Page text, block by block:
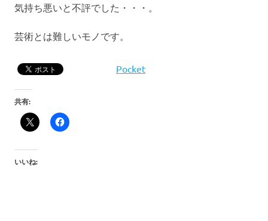
気持ち悪いと不評でした・・・。
芸術とは難しいモノです。
Pocket
共有:
いいね: